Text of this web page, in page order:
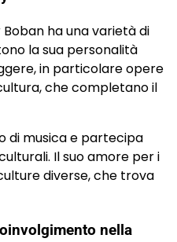
ha una varietà di
la sua personalità
in particolare opere
che completano il
di musica e partecipa
Il suo amore per i
diverse, che trova
nella